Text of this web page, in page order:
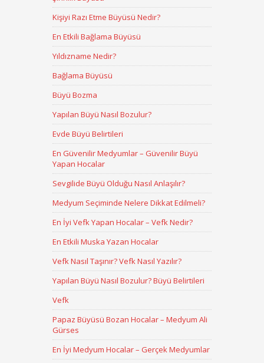
Kişiyi Razı Etme Büyüsü Nedir?
En Etkili Bağlama Büyüsü
Yıldızname Nedir?
Bağlama Büyüsü
Büyü Bozma
Yapılan Büyü Nasıl Bozulur?
Evde Büyü Belirtileri
En Güvenilir Medyumlar – Güvenilir Büyü
Yapan Hocalar
Sevgilide Büyü Olduğu Nasıl Anlaşılır?
Medyum Seçiminde Nelere Dikkat Edilmeli?
En İyi Vefk Yapan Hocalar – Vefk Nedir?
En Etkili Muska Yazan Hocalar
Vefk Nasıl Taşınır? Vefk Nasıl Yazılır?
Yapılan Büyü Nasıl Bozulur? Büyü Belirtileri
Vefk
Papaz Büyüsü Bozan Hocalar – Medyum Ali
Gürses
En İyi Medyum Hocalar – Gerçek Medyumlar